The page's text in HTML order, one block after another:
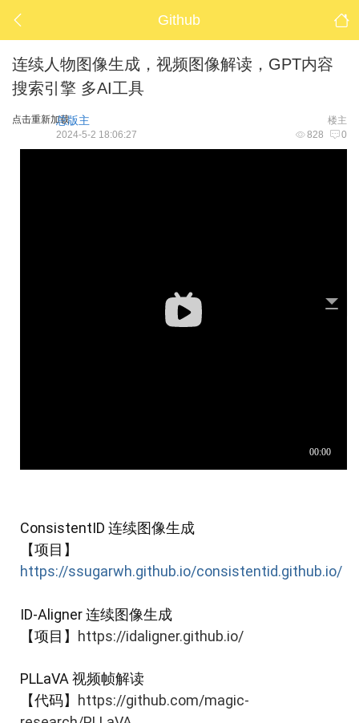
Github
连续人物图像生成，视频图像解读，GPT内容
搜索引擎 多AI工具
点击重新加载 楼主
总版主
828 0
2024-5-2 18:06:27
ConsistentID 连续图像生成
【项目】
https://ssugarwh.github.io/consistentid.github.io/
ID-Aligner 连续图像生成
【项目】 https://idaligner.github.io/
PLLaVA 视频帧解读
【代码】 https://github.com/magic-